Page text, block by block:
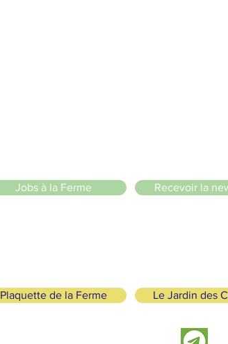
Jobs à la Ferme Recevoir la
Plaquette de la Ferme Le Jardin des